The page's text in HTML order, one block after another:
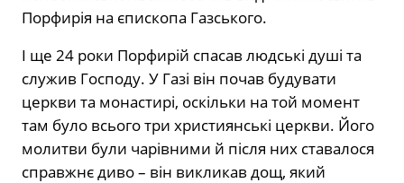
Порфирія на єпископа Газського.
І ще 24 роки Порфирій спасав людські душі та
служив Господу. У Газі він почав будувати
церкви та монастирі, оскільки на той момент
там було всього три християнські церкви. Його
молитви були чарівними й після них ставалося
справжнє диво – він викликав дощ, який